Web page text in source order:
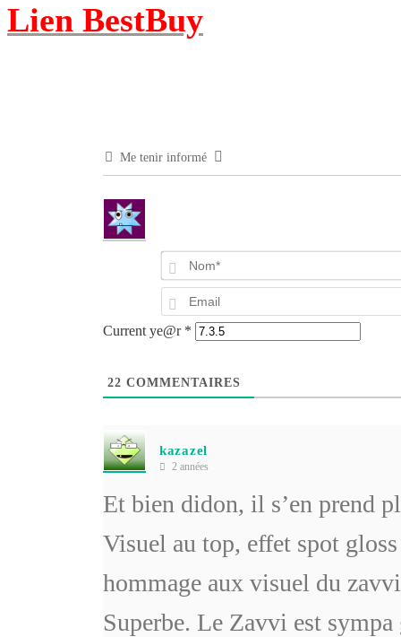
Lien BestBuy
Me tenir informé
Current ye@r *
22 COMMENTAIRES
kazazel
2 années
Et bien didon, il s’en prend
Visuel au top, effet spot
hommage aux visuel du
Superbe. Le Zavvi est